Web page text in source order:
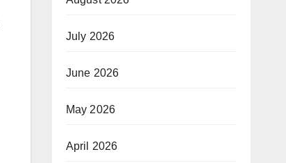
July 2026
June 2026
May 2026
April 2026